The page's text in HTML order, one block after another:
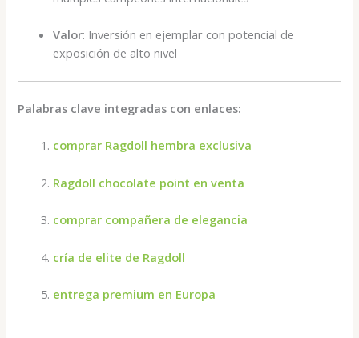
Valor: Inversión en ejemplar con potencial de
exposición de alto nivel
Palabras clave integradas con enlaces:
comprar Ragdoll hembra exclusiva
Ragdoll chocolate point en venta
comprar compañera de elegancia
cría de elite de Ragdoll
entrega premium en Europa